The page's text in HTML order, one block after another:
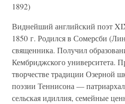
1892)
Виднейший английский поэт
1850 г. Родился в Сомерсби
священника. Получил
Кембриджского университета.
творчестве традиции Озерной
поэзии Теннисона —
сельская идиллия, семейные